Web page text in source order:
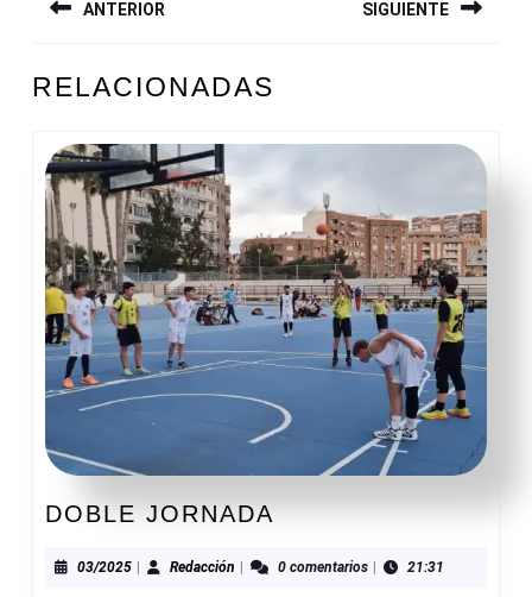
DE
ANTERIOR
anterior:
SIGUIENTE
entrada:
RELACIONADAS
DOBLE JORNADA
03/202503/2025Redacción Redacción0 comentarios 21:31